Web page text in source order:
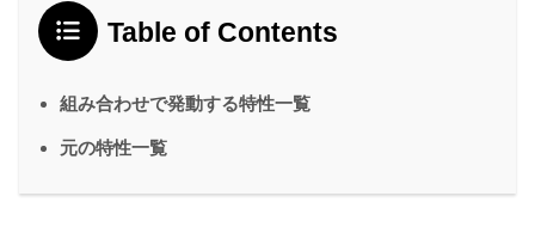
Table of Contents
組み合わせで発動する特性一覧
元の特性一覧